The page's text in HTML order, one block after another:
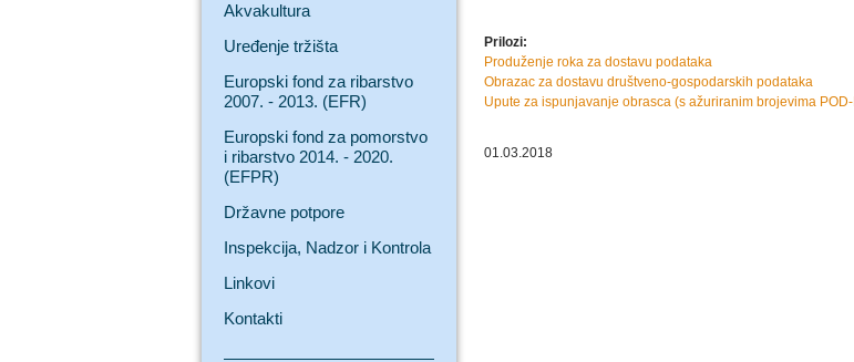
Akvakultura
Uređenje tržišta
Europski fond za ribarstvo
2007. - 2013. (EFR)
Europski fond za pomorstvo
i ribarstvo 2014. - 2020.
(EFPR)
Državne potpore
Inspekcija, Nadzor i Kontrola
Linkovi
Kontakti
Prilozi:
Produženje roka za dostavu podataka
Obrazac za dostavu društveno-gospodarskih podataka
Upute za ispunjavanje obrasca (s ažuriranim brojevima
01.03.2018